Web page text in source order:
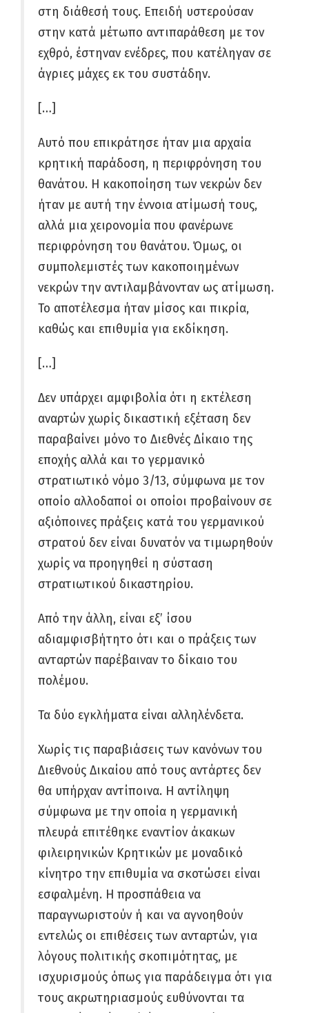
στη διάθεσή τους. Επειδή υστερούσαν
στην κατά μέτωπο αντιπαράθεση με τον
εχθρό, έστηναν ενέδρες, που κατέληγαν σε
άγριες μάχες εκ του συστάδην.
[…]
Αυτό που επικράτησε ήταν μια αρχαία
κρητική παράδοση, η περιφρόνηση του
θανάτου. Η κακοποίηση των νεκρών δεν
ήταν με αυτή την έννοια ατίμωσή τους,
αλλά μια χειρονομία που φανέρωνε
περιφρόνηση του θανάτου. Όμως, οι
συμπολεμιστές των κακοποιημένων
νεκρών την αντιλαμβάνονταν ως ατίμωση.
Το αποτέλεσμα ήταν μίσος και πικρία,
καθώς και επιθυμία για εκδίκηση.
[…]
Δεν υπάρχει αμφιβολία ότι η εκτέλεση
αναρτών χωρίς δικαστική εξέταση δεν
παραβαίνει μόνο το Διεθνές Δίκαιο της
εποχής αλλά και το γερμανικό
στρατιωτικό νόμο 3/13, σύμφωνα με τον
οποίο αλλοδαποί οι οποίοι προβαίνουν σε
αξιόποινες πράξεις κατά του γερμανικού
στρατού δεν είναι δυνατόν να τιμωρηθούν
χωρίς να προηγηθεί η σύσταση
στρατιωτικού δικαστηρίου.
Από την άλλη, είναι εξ’ ίσου
αδιαμφισβήτητο ότι και ο πράξεις των
ανταρτών παρέβαιναν το δίκαιο του
πολέμου.
Τα δύο εγκλήματα είναι αλληλένδετα.
Χωρίς τις παραβιάσεις των κανόνων του
Διεθνούς Δικαίου από τους αντάρτες δεν
θα υπήρχαν αντίποινα. Η αντίληψη
σύμφωνα με την οποία η γερμανική
πλευρά επιτέθηκε εναντίον άκακων
φιλειρηνικών Κρητικών με μοναδικό
κίνητρο την επιθυμία να σκοτώσει είναι
εσφαλμένη. Η προσπάθεια να
παραγνωριστούν ή και να αγνοηθούν
εντελώς οι επιθέσεις των ανταρτών, για
λόγους πολιτικής σκοπιμότητας, με
ισχυρισμούς όπως για παράδειγμα ότι για
τους ακρωτηριασμούς ευθύνονται τα